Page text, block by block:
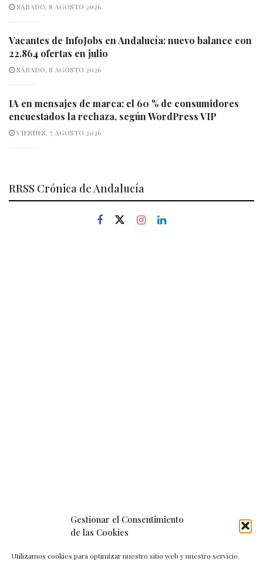
Gestionar el Consentimiento
de las Cookies
Utilizamos cookies para optimizar nuestro sitio web y nuestro servicio.
SÁBADO, 8 AGOSTO 2026
Vacantes de InfoJobs en Andalucía: nuevo balance con
22.864 ofertas en julio
SÁBADO, 8 AGOSTO 2026
IA en mensajes de marca: el 60 % de consumidores
encuestados la rechaza, según WordPress VIP
VIERNES, 7 AGOSTO 2026
RRSS Crónica de Andalucía